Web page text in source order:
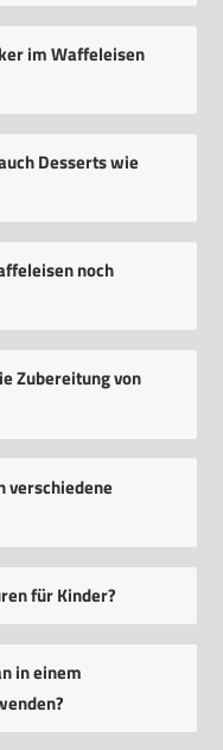
im Waffeleisen
Desserts wie
noch
Zubereitung von
verschiedene
für Kinder?
in einem